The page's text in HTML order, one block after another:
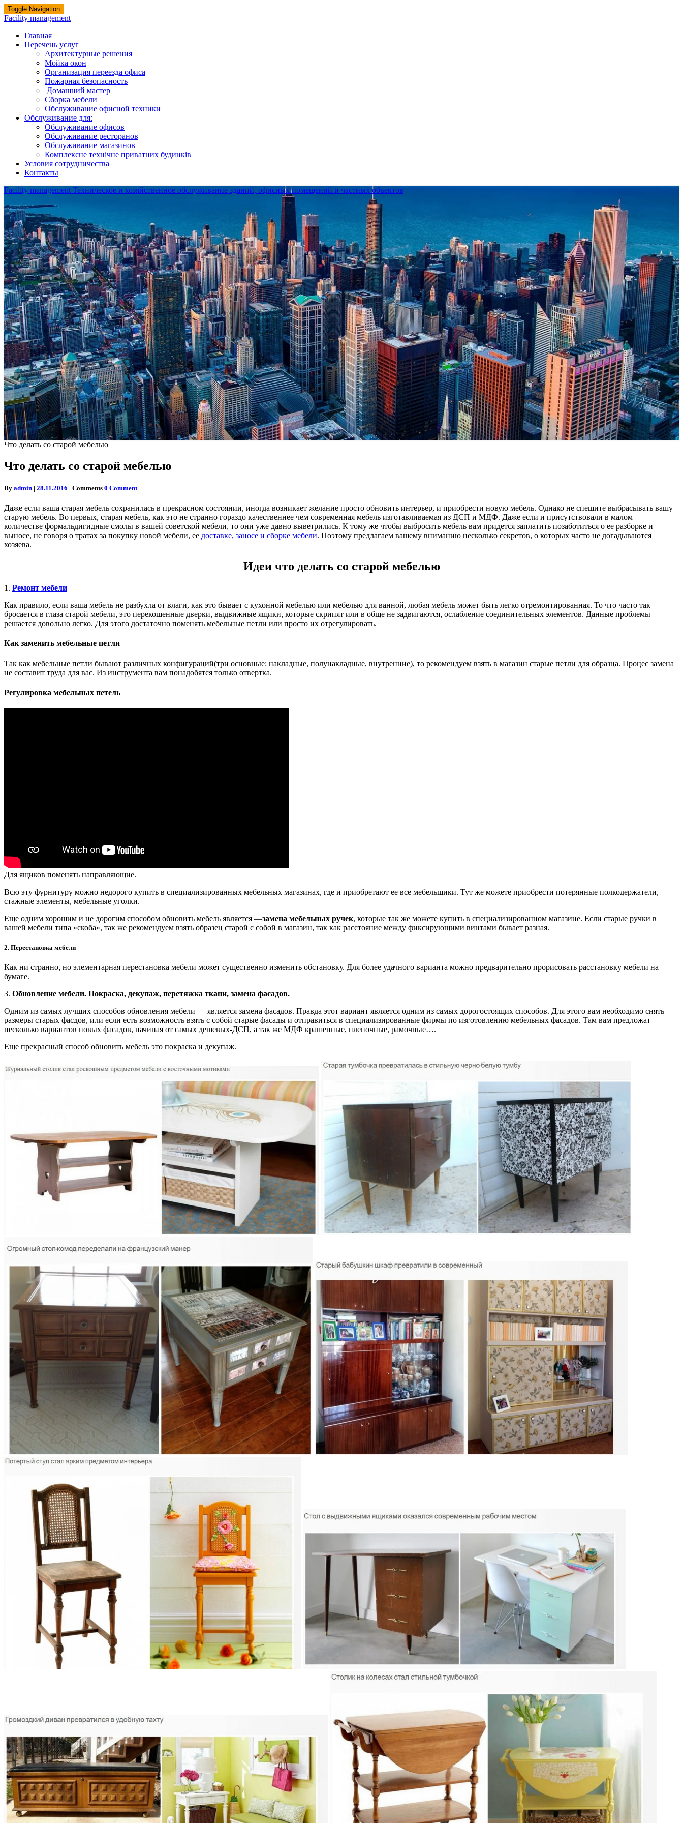
Toggle Navigation
Facility management
Главная
Перечень услуг
Архитектурные решения
Мойка окон
Организация переезда офиса
Пожарная безопасность
Домашний мастер
Сборка мебели
Обслуживание офисной техники
Обслуживание для:
Обслуживание офисов
Обслуживание ресторанов
Обслуживание магазинов
Комплексне технічне приватних будинків
Условия сотрудничества
Контакты
Facility management Техническое и хозяйственное обслуживание зданий, офисных помещений и частных объектов
Что делать со старой мебелью
Что делать со старой мебелью
By admin | 28.11.2016 | Comments 0 Comment
Даже если ваша старая мебель сохранилась в прекрасном состоянии, иногда возникает желание просто обновить интерьер, и приобрести новую мебель. Однако не спешите выбрасывать вашу
старую мебель. Во первых, старая мебель, как это не странно гораздо качественнее чем современная мебель изготавливаемая из ДСП и МДФ. Даже если и присутствовали в малом
количестве формальдигидные смолы в вашей советской мебели, то они уже давно выветрились. К тому же чтобы выбросить мебель вам придется заплатить позаботиться о ее разборке и
выносе, не говоря о тратах за покупку новой мебели, ее доставке, заносе и сборке мебели. Поэтому предлагаем вашему вниманию несколько секретов, о которых часто не догадываются
хозяева.
Идеи что делать со старой мебелью
1. Ремонт мебели
Как правило, если ваша мебель не разбухла от влаги, как это бывает с кухонной мебелью или мебелью для ванной, любая мебель может быть легко отремонтированная. То что часто так
бросается в глаза старой мебели, это перекошенные дверки, выдвижные ящики, которые скрипят или в обще не задвигаются, ослабление соединительных элементов. Данные проблемы
решается довольно легко. Для этого достаточно поменять мебельные петли или просто их отрегулировать.
Как заменить мебельные петли
Так как мебельные петли бывают различных конфигураций(три основные: накладные, полунакладные, внутренние), то рекомендуем взять в магазин старые петли для образца. Процес замена
не составит труда для вас. Из инструмента вам понадобятся только отвертка.
Регулировка мебельных петель
Для ящиков поменять направляющие.
Всю эту фурнитуру можно недорого купить в специализированных мебельных магазинах, где и приобретают ее все мебельщики. Тут же можете приобрести потерянные полкодержатели,
стажные элементы, мебельные уголки.
Еще одним хорошим и не дорогим способом обновить мебель является —замена мебельных ручек, которые так же можете купить в специализированном магазине. Если старые ручки в
вашей мебели типа «скоба», так же рекомендуем взять образец старой с собой в магазин, так как расстояние между фиксирующими винтами бывает разная.
2. Перестановка мебели
Как ни странно, но элементарная перестановка мебели может существенно изменить обстановку. Для более удачного варианта можно предварительно прорисовать расстановку мебели на
бумаге.
3. Обновление мебели. Покраска, декупаж, перетяжка ткани, замена фасадов.
Одним из самых лучших способов обновления мебели — является замена фасадов. Правда этот вариант является одним из самых дорогостоящих способов. Для этого вам необходимо снять
размеры старых фасдов, или если есть возможность взять с собой старые фасады и отправиться в специализированные фирмы по изготовлению мебельных фасадов. Там вам предложат
несколько вариантов новых фасадов, начиная от самых дешевых-ДСП, а так же МДФ крашенные, пленочные, рамочные….
Еще прекрасный способ обновить мебель это покраска и декупаж.